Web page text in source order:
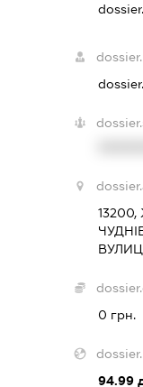
0 грн.
94.99